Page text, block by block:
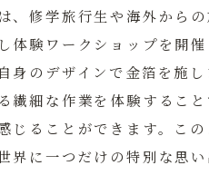
、修学旅行生や海外から
体験ワークショップを開
身のデザインで金箔を施
繊細な作業を体験するこ
じることができます。こ
界に一つだけの特別な思い